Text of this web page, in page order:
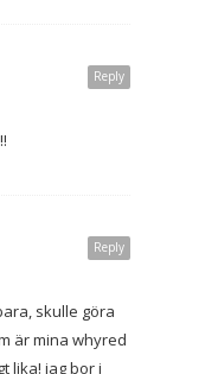
Reply
Reply
skulle göra
är mina whyred
lika! jag bor i